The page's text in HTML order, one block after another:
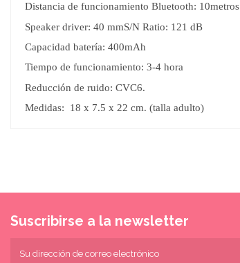
Distancia de funcionamiento Bluetooth: 10metros
Speaker driver: 40 mmS/N Ratio: 121 dB
Capacidad batería: 400mAh
Tiempo de funcionamiento: 3-4 hora
Reducción de ruido: CVC6.
Medidas: 18 x 7.5 x 22 cm. (talla adulto)
Suscribirse a la newsletter